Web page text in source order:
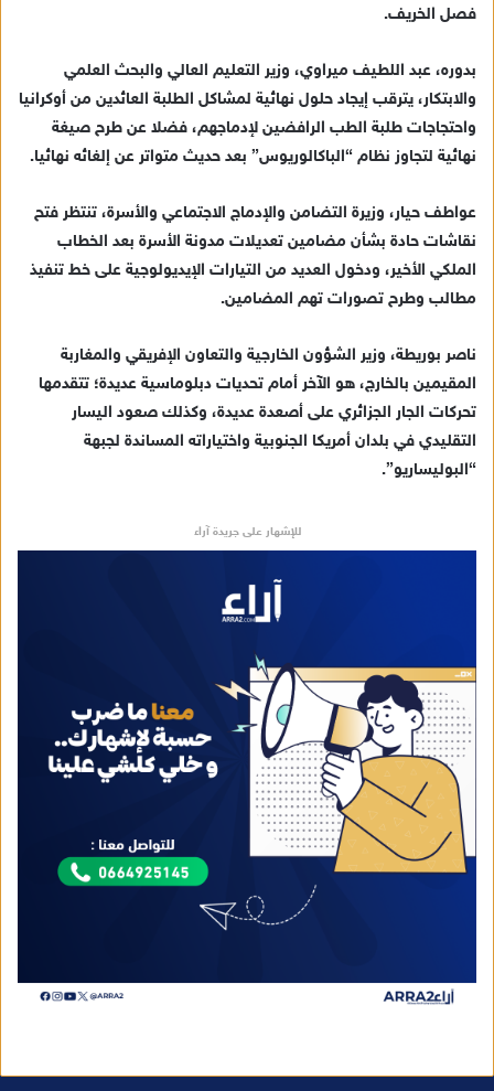
فصل الخريف.
بدوره، عبد اللطيف ميراوي، وزير التعليم العالي والبحث العلمي
والابتكار، يترقب إيجاد حلول نهائية لمشاكل الطلبة العائدين من أوكرانيا
واحتجاجات طلبة الطب الرافضين لإدماجهم، فضلا عن طرح صيغة
نهائية لتجاوز نظام “الباكالوريوس” بعد حديث متواتر عن إلغائه نهائيا.
عواطف حيار، وزيرة التضامن والإدماج الاجتماعي والأسرة، تنتظر فتح
نقاشات حادة بشأن مضامين تعديلات مدونة الأسرة بعد الخطاب
الملكي الأخير، ودخول العديد من التيارات الإيديولوجية على خط تنفيذ
مطالب وطرح تصورات تهم المضامين.
ناصر بوريطة، وزير الشؤون الخارجية والتعاون الإفريقي والمغاربة
المقيمين بالخارج، هو الآخر أمام تحديات دبلوماسية عديدة؛ تتقدمها
تحركات الجار الجزائري على أصعدة عديدة، وكذلك صعود اليسار
التقليدي في بلدان أمريكا الجنوبية واختياراته المساندة لجبهة
“البوليساريو”.
للإشهار على جريدة آراء